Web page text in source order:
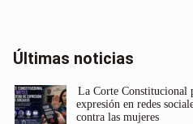
Últimas noticias
La Corte Constitucional
expresión en redes
contra las mujeres